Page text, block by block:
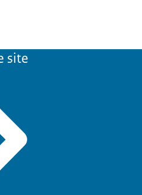
site